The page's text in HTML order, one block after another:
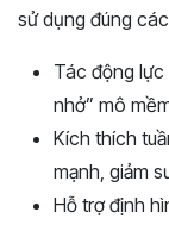
sử dụng đúng
Tác động lực
nhở” mô
Kích thích
mạnh, giảm
Hỗ trợ định